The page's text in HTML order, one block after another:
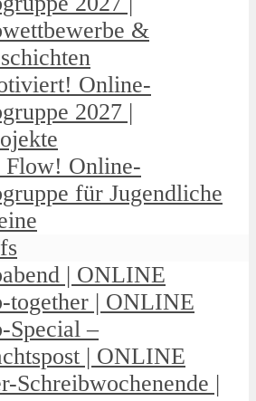
&
Online-
2027 |
Online-
für Jugendliche
| ONLINE
together | ONLINE
Special –
| ONLINE
Schreibwochenende |